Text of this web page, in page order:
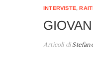
INTERVISTE,
Articoli di